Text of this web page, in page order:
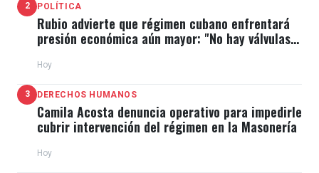
2 POLÍTICA
Rubio advierte que régimen cubano enfrentará
presión económica aún mayor: "No hay válvulas
Hoy
3 DERECHOS HUMANOS
Camila Acosta denuncia operativo para impedirle
cubrir intervención del régimen en la Masonería
Hoy